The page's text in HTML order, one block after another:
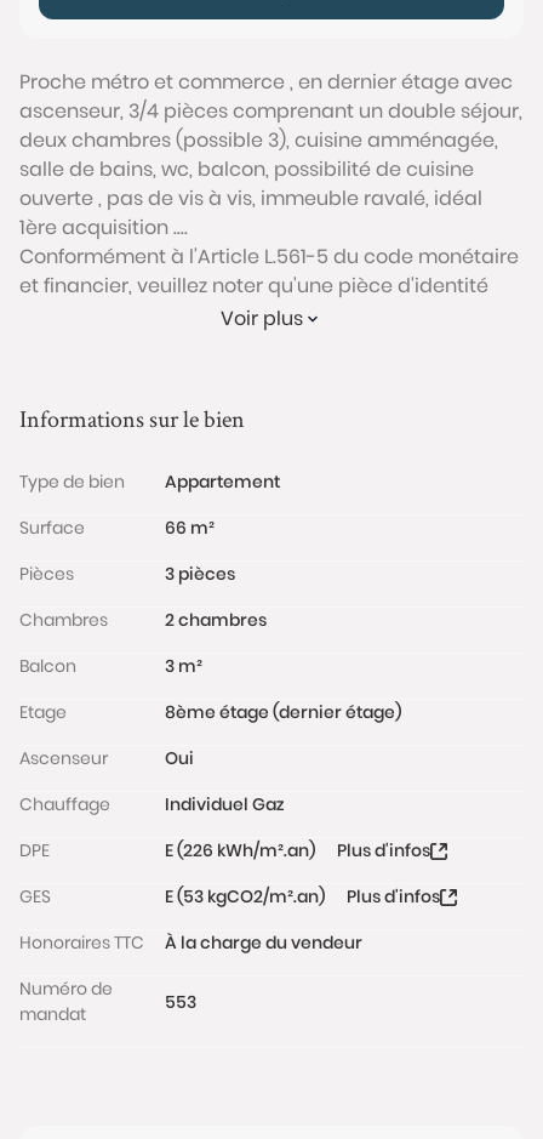
Proche métro et commerce , en dernier étage avec
ascenseur, 3/4 pièces comprenant un double séjour,
deux chambres (possible 3), cuisine amménagée,
salle de bains, wc, balcon, possibilité de cuisine
ouverte , pas de vis à vis, immeuble ravalé, idéal
1ère acquisition ....
Conformément à l'Article L.561-5 du code monétaire
et financier, veuillez noter qu'une pièce d'identité
sera exigée pour tous les visiteurs majeurs avant
exposé sont disponibles sur le site Géorisques :
Voir plus
Informations sur le bien
Type de bien
Appartement
Surface
66 m²
Pièces
3 pièces
Chambres
2 chambres
Balcon
3 m²
Etage
8ème étage (dernier étage)
Ascenseur
Oui
Chauffage
Individuel Gaz
DPE
E (226 kWh/m².an)
Plus d'infos
GES
E (53 kgCO2/m².an)
Plus d'infos
Honoraires TTC
À la charge du vendeur
Numéro de
mandat
553